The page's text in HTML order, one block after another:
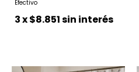
3x$8.851sin interés